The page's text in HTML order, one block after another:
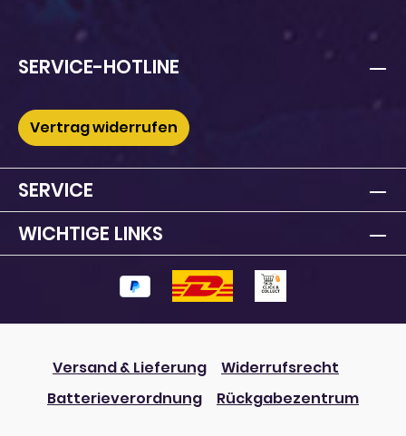
SERVICE-HOTLINE
Vertrag widerrufen
SERVICE
WICHTIGE LINKS
Versand & Lieferung
Widerrufsrecht
Batterieverordnung
Rückgabezentrum